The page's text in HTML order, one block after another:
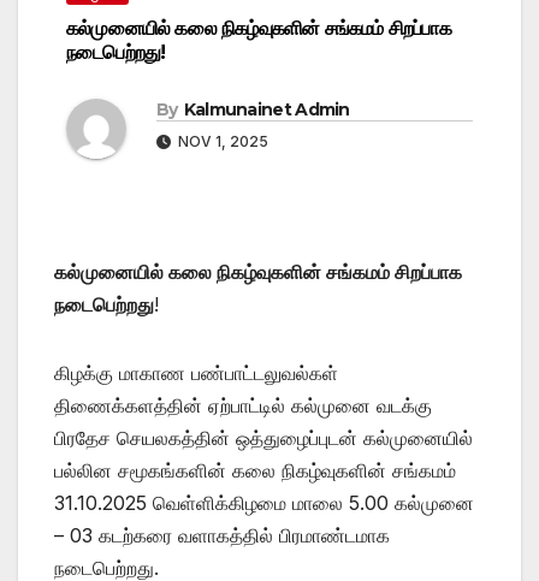
கல்முனையில் கலை நிகழ்வுகளின் சங்கமம் சிறப்பாக
நடைபெற்றது!
By Kalmunainet Admin
NOV 1, 2025
கல்முனையில் கலை நிகழ்வுகளின் சங்கமம் சிறப்பாக
நடைபெற்றது!
கிழக்கு மாகாண பண்பாட்டலுவல்கள்
திணைக்களத்தின் ஏற்பாட்டில் கல்முனை வடக்கு
பிரதேச செயலகத்தின் ஒத்துழைப்புடன் கல்முனையில்
பல்லின சமூகங்களின் கலை நிகழ்வுகளின் சங்கமம்
31.10.2025 வெள்ளிக்கிழமை மாலை 5.00 கல்முனை
– 03 கடற்கரை வளாகத்தில் பிரமாண்டமாக
நடைபெற்றது.